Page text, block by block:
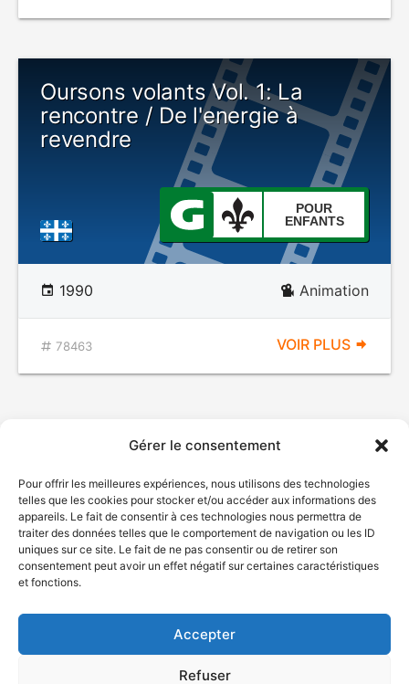
Gérer le consentement
Pour offrir les meilleures expériences, nous utilisons des technologies
telles que les cookies pour stocker et/ou accéder aux informations des
appareils. Le fait de consentir à ces technologies nous permettra de
traiter des données telles que le comportement de navigation ou les ID
uniques sur ce site. Le fait de ne pas consentir ou de retirer son
consentement peut avoir un effet négatif sur certaines caractéristiques
et fonctions.
Accepter
Refuser
Oursons volants Vol. 1: La
rencontre / De l'energie à
revendre
POUR
ENFANTS
1990 Animation
78463 VOIR PLUS
© Gouvernement du Québec, 2026
Plan du site
Accessibilité
Accès à l'information
Déclaration de services